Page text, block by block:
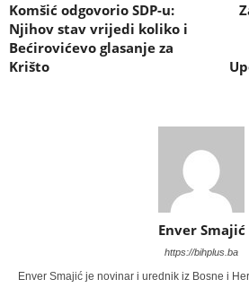
Komšić odgovorio SDP-u:
Njihov stav vrijedi koliko i
Bećirovićevo glasanje za
Krišto
Enver Smajić
https://bihplus.ba
Enver Smajić je novinar i urednik iz Bosne i